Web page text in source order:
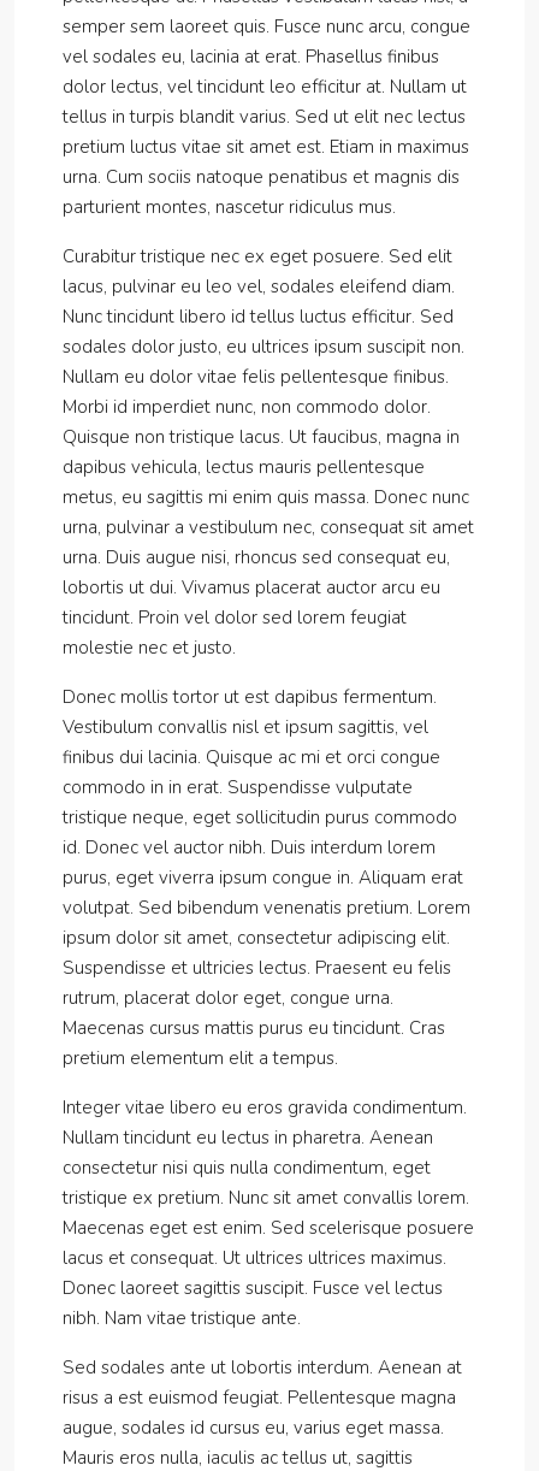
semper sem laoreet quis. Fusce nunc arcu, congue
vel sodales eu, lacinia at erat. Phasellus finibus
dolor lectus, vel tincidunt leo efficitur at. Nullam ut
tellus in turpis blandit varius. Sed ut elit nec lectus
pretium luctus vitae sit amet est. Etiam in maximus
urna. Cum sociis natoque penatibus et magnis dis
parturient montes, nascetur ridiculus mus.
Curabitur tristique nec ex eget posuere. Sed elit
lacus, pulvinar eu leo vel, sodales eleifend diam.
Nunc tincidunt libero id tellus luctus efficitur. Sed
sodales dolor justo, eu ultrices ipsum suscipit non.
Nullam eu dolor vitae felis pellentesque finibus.
Morbi id imperdiet nunc, non commodo dolor.
Quisque non tristique lacus. Ut faucibus, magna in
dapibus vehicula, lectus mauris pellentesque
metus, eu sagittis mi enim quis massa. Donec nunc
urna, pulvinar a vestibulum nec, consequat sit amet
urna. Duis augue nisi, rhoncus sed consequat eu,
lobortis ut dui. Vivamus placerat auctor arcu eu
tincidunt. Proin vel dolor sed lorem feugiat
molestie nec et justo.
Donec mollis tortor ut est dapibus fermentum.
Vestibulum convallis nisl et ipsum sagittis, vel
finibus dui lacinia. Quisque ac mi et orci congue
commodo in in erat. Suspendisse vulputate
tristique neque, eget sollicitudin purus commodo
id. Donec vel auctor nibh. Duis interdum lorem
purus, eget viverra ipsum congue in. Aliquam erat
volutpat. Sed bibendum venenatis pretium. Lorem
ipsum dolor sit amet, consectetur adipiscing elit.
Suspendisse et ultricies lectus. Praesent eu felis
rutrum, placerat dolor eget, congue urna.
Maecenas cursus mattis purus eu tincidunt. Cras
pretium elementum elit a tempus.
Integer vitae libero eu eros gravida condimentum.
Nullam tincidunt eu lectus in pharetra. Aenean
consectetur nisi quis nulla condimentum, eget
tristique ex pretium. Nunc sit amet convallis lorem.
Maecenas eget est enim. Sed scelerisque posuere
lacus et consequat. Ut ultrices ultrices maximus.
Donec laoreet sagittis suscipit. Fusce vel lectus
nibh. Nam vitae tristique ante.
Sed sodales ante ut lobortis interdum. Aenean at
risus a est euismod feugiat. Pellentesque magna
augue, sodales id cursus eu, varius eget massa.
Mauris eros nulla, iaculis ac tellus ut, sagittis